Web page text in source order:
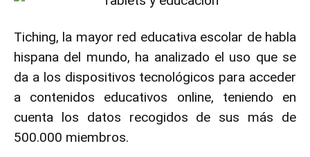
Tiching, la mayor red educativa escolar de habla
hispana del mundo, ha analizado el uso que se
da a los dispositivos tecnológicos para acceder
a contenidos educativos online, teniendo en
cuenta los datos recogidos de sus más de
500.000 miembros.